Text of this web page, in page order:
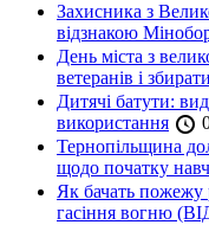
Захисника з
відзнакою
День міста з
ветеранів і
Дитячі батути:
використання
Тернопільщина
щодо початку
Як бачать пожежу
гасіння вогню